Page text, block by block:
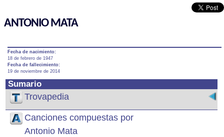
ANTONIO MATA
Fecha de nacimiento:
18 de febrero de 1947
Fecha de fallecimiento:
19 de noviembre de 2014
Sumario
Trovapedia
Canciones compuestas por
Antonio Mata